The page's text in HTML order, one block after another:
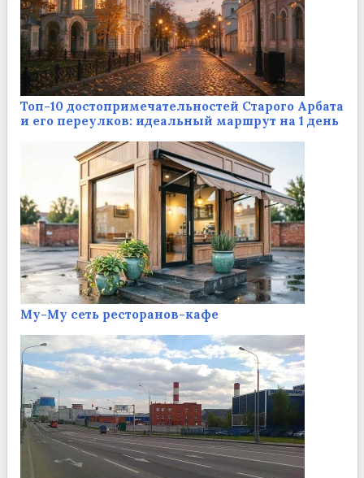
Топ-10 достопримечательностей Старого Арбата
и его переулков: идеальный маршрут на 1 день
Му-Му сеть ресторанов-кафе